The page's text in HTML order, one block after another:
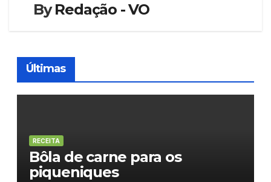
ByRedação - VO
Últimas
RECEITA
Bôla de carne para os
piqueniques